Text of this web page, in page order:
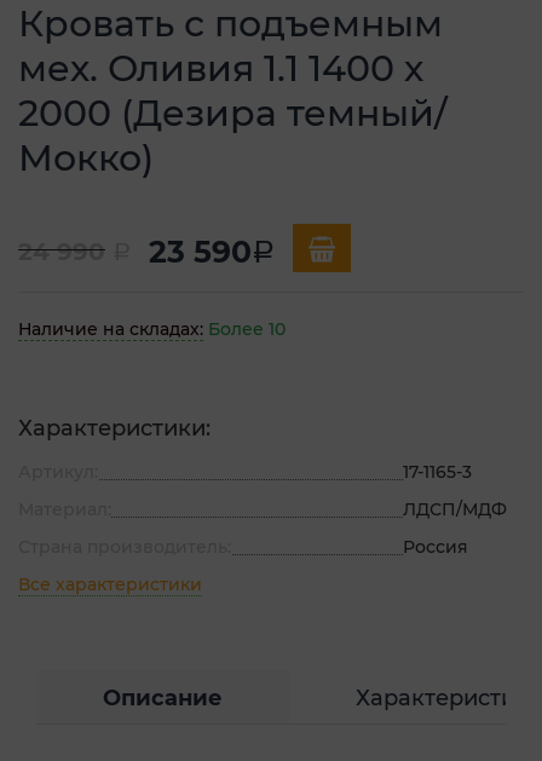
Кровать с подъемным
мех. Оливия 1.1 1400 х
2000 (Дезира темный/
Мокко)
24 990 23 590a
Наличие на складах: Более 10
Характеристики:
17-1165-3
ЛДСП/МДФ
Россия
Все характеристики
Описание Характеристики